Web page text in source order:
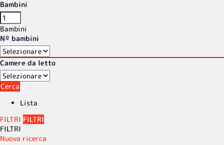
Bambini
Bambini
Nº bambini
Camere da letto
Cerca
Lista
FILTRI FILTRI
FILTRI
Nuova ricerca